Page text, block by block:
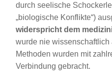
durch seelische
„biologische Konflikte“)
widerspricht dem
wurde nie wissenschaftlich
Methoden wurden mit
Verbindung gebracht.